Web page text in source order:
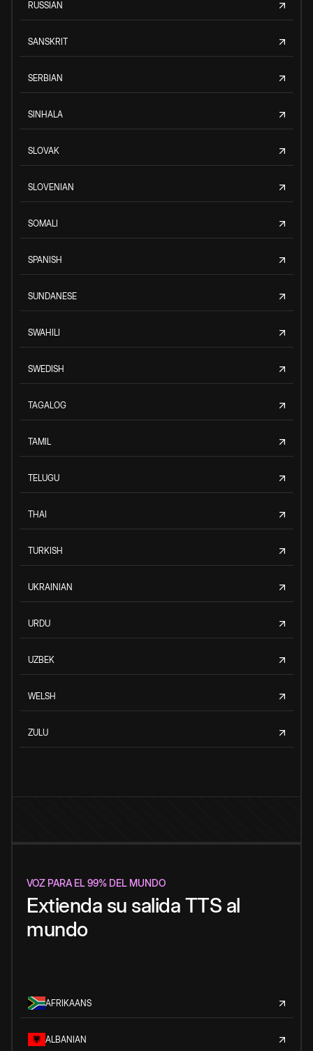
RUSSIAN
SANSKRIT
SERBIAN
SINHALA
SLOVAK
SLOVENIAN
SOMALI
SPANISH
SUNDANESE
SWAHILI
SWEDISH
TAGALOG
TAMIL
TELUGU
THAI
TURKISH
UKRAINIAN
URDU
UZBEK
WELSH
ZULU
VOZ PARA EL 99% DEL MUNDO
Extienda su salida TTS al
mundo
AFRIKAANS
ALBANIAN